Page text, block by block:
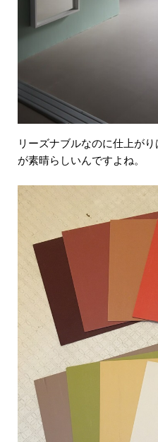
リーズナブルなのに仕上が
が素晴らしいんですよね。